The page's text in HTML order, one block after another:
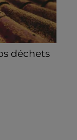
déchets